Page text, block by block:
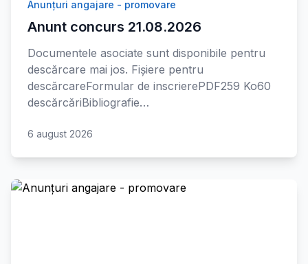
Anunțuri angajare - promovare
Anunt concurs 21.08.2026
Documentele asociate sunt disponibile pentru
descărcare mai jos. Fișiere pentru
descărcareFormular de inscrierePDF259 Ko60
descărcăriBibliografie…
6 august 2026